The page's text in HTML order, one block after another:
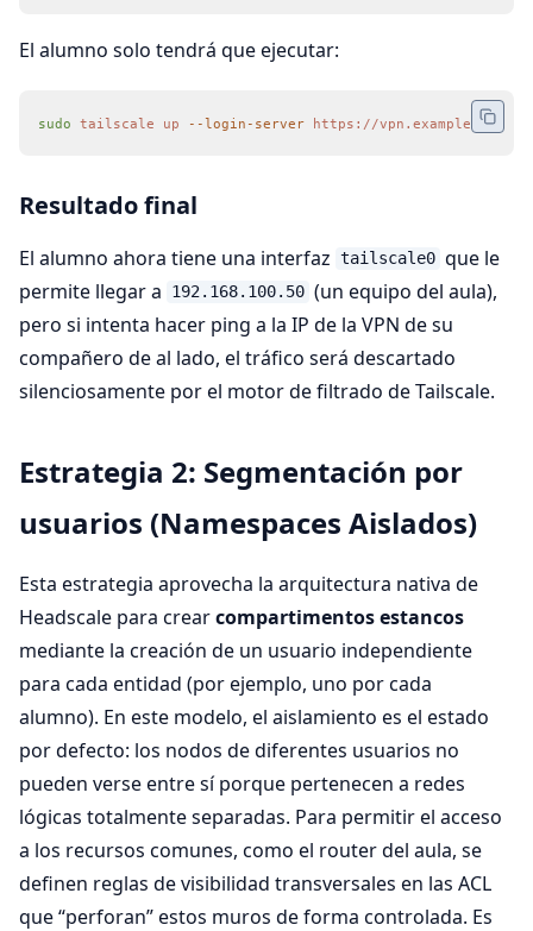
El alumno solo tendrá que ejecutar:
sudo tailscale up --login-server https://vpn.example.org
Resultado final
El alumno ahora tiene una interfaz tailscale0 que le
permite llegar a
192.168.100.50 (un equipo del aula),
pero si intenta hacer ping a la IP de la VPN de su
compañero de al lado, el tráfico será descartado
silenciosamente por el motor de filtrado de Tailscale.
Estrategia 2: Segmentación por
usuarios (Namespaces Aislados)
Esta estrategia aprovecha la arquitectura nativa de
Headscale para crearcompartimentos estancos
mediante la creación de un usuario independiente
para cada entidad (por ejemplo, uno por cada
alumno). En este modelo, el aislamiento es el estado
por defecto: los nodos de diferentes usuarios no
pueden verse entre sí porque pertenecen a redes
lógicas totalmente separadas. Para permitir el acceso
a los recursos comunes, como el router del aula, se
definen reglas de visibilidad transversales en las ACL
que “perforan” estos muros de forma controlada. Es